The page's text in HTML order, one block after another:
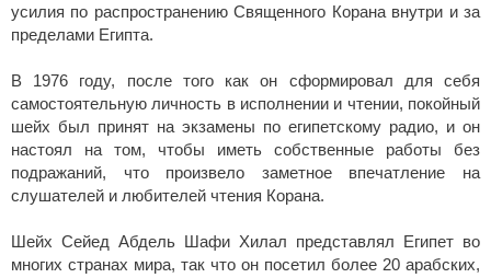
усилия по распространению Священного Корана внутри и за
пределами Египта.
В 1976 году, после того как он сформировал для себя
самостоятельную личность в исполнении и чтении, покойный
шейх был принят на экзамены по египетскому радио, и он
настоял на том, чтобы иметь собственные работы без
подражаний, что произвело заметное впечатление на
слушателей и любителей чтения Корана.
Шейх Сейед Абдель Шафи Хилал представлял Египет во
многих странах мира, так что он посетил более 20 арабских,